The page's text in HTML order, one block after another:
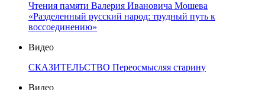
Чтения памяти Валерия Ивановича Мошева
«Разделенный русский народ: трудный путь к
воссоединению»
Видео
СКАЗИТЕЛЬСТВО Переосмысляя старину
Видео